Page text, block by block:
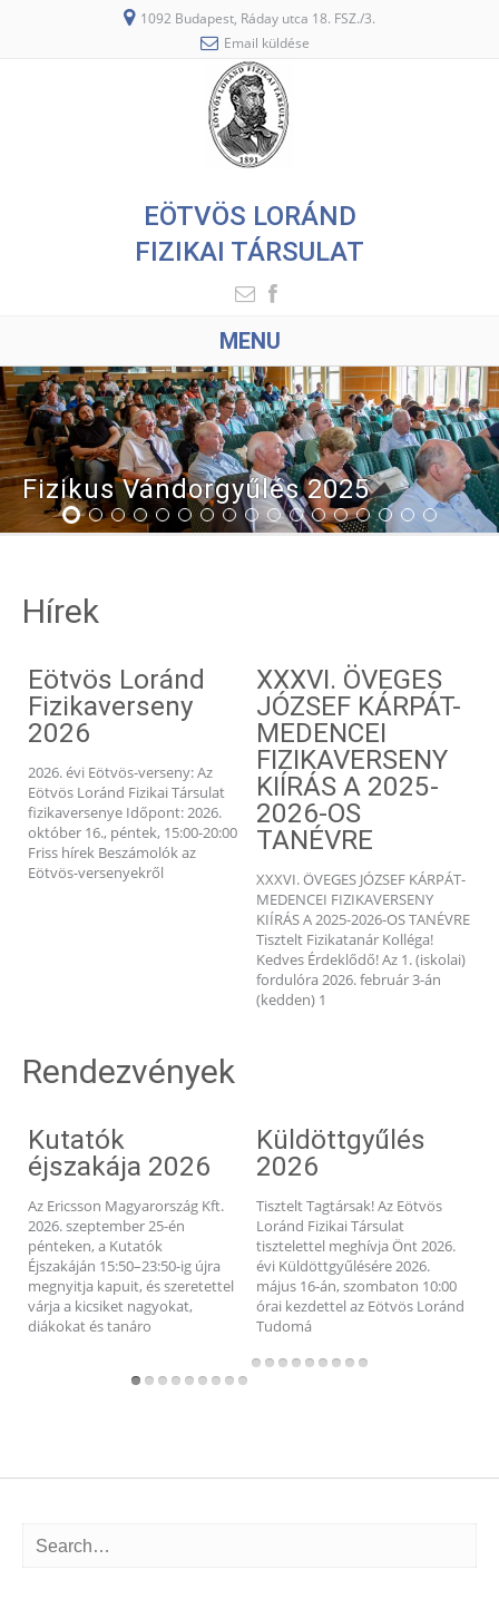
1092 Budapest, Ráday utca 18. FSZ./3.
Email küldése
EÖTVÖS LORÁND
FIZIKAI TÁRSULAT
MENU
Fizikus Vándorgyűlés 2025
2 3 4 5 6 7 8 9 1011121314151617
Hírek
Eötvös Loránd
Fizikaverseny
2026
2026. évi Eötvös-verseny: Az
Eötvös Loránd Fizikai Társulat
fizikaversenye Időpont: 2026.
október 16., péntek, 15:00-20:00
Friss hírek Beszámolók az
Eötvös-versenyekről
XXXVI. ÖVEGES
JÓZSEF KÁRPÁT-
MEDENCEI
FIZIKAVERSENY
KIÍRÁS A 2025-
2026-OS
TANÉVRE
XXXVI. ÖVEGES JÓZSEF KÁRPÁT-
MEDENCEI FIZIKAVERSENY
KIÍRÁS A 2025-2026-OS TANÉVRE
Tisztelt Fizikatanár Kolléga!
Kedves Érdeklődő! Az 1. (iskolai)
fordulóra 2026. február 3-án
(kedden) 1
Rendezvények
Kutatók
éjszakája 2026
Az Ericsson Magyarország Kft.
2026. szeptember 25-én
pénteken, a Kutatók
Éjszakáján 15:50–23:50-ig újra
megnyitja kapuit, és szeretettel
várja a kicsiket nagyokat,
diákokat és tanáro
Küldöttgyűlés
2026
Tisztelt Tagtársak! Az Eötvös
Loránd Fizikai Társulat
tisztelettel meghívja Önt 2026.
évi Küldöttgyűlésére 2026.
május 16-án, szombaton 10:00
órai kezdettel az Eötvös Loránd
Tudomá